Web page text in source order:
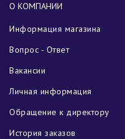
О КОМПАНИИ
Информация магазина
Вопрос - Ответ
Вакансии
Личная информация
Обращение к директору
История заказов